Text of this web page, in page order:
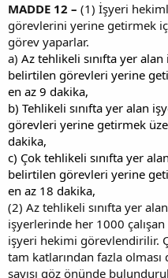
MADDE 12 – (1) İşyeri
görevlerini yerine getirmek
görev yaparlar.
a) Az tehlikeli sınıfta yer
belirtilen görevleri yerine
en az 9 dakika,
b) Tehlikeli sınıfta yer alan
görevleri yerine getirmek
dakika,
c) Çok tehlikeli sınıfta yer
belirtilen görevleri yerine
en az 18 dakika,
(2) Az tehlikeli sınıfta yer
işyerlerinde her 1000
işyeri hekimi görevlendirilir.
tam katlarından fazla
sayısı göz önünde